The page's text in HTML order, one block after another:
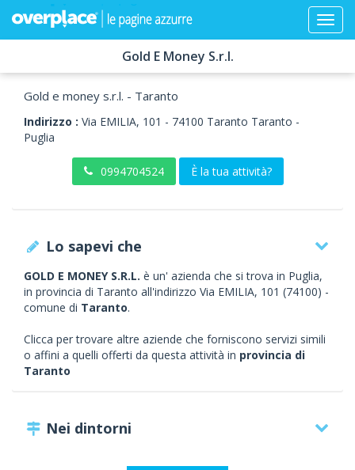
Gold E Money S.r.l.
Gold e money s.r.l. - Taranto
Indirizzo : Via EMILIA, 101 - 74100 Taranto Taranto -
Puglia
0994704524 È la tua attività?
Lo sapevi che
GOLD E MONEY S.R.L. è un' azienda che si trova in Puglia,
in provincia di Taranto all'indirizzo Via EMILIA, 101 (74100) -
comune di Taranto.
Clicca per trovare altre aziende che forniscono servizi simili
o affini a quelli offerti da questa attività in provincia di
Taranto
Nei dintorni